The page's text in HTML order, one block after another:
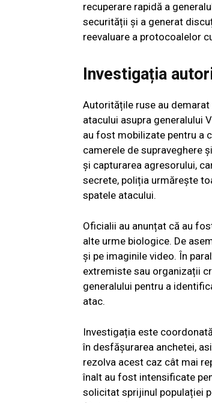
recuperare rapidă a
securității și a generat
reevaluare a protocoalelor
Investigația
Autoritățile ruse au
atacului asupra generalului
au fost mobilizate pentru a
camerele de supraveghere
și capturarea agresorului,
secrete, poliția urmărește
spatele atacului.
Oficialii au anunțat că au
alte urme biologice. De
și pe imaginile video. În
extremiste sau organizații
generalului pentru a
atac.
Investigația este
în desfășurarea anchetei,
rezolva acest caz cât mai
înalt au fost intensificate
solicitat sprijinul populației